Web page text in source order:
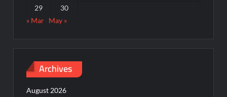
29
30
« Mar May »
Archives
August 2026